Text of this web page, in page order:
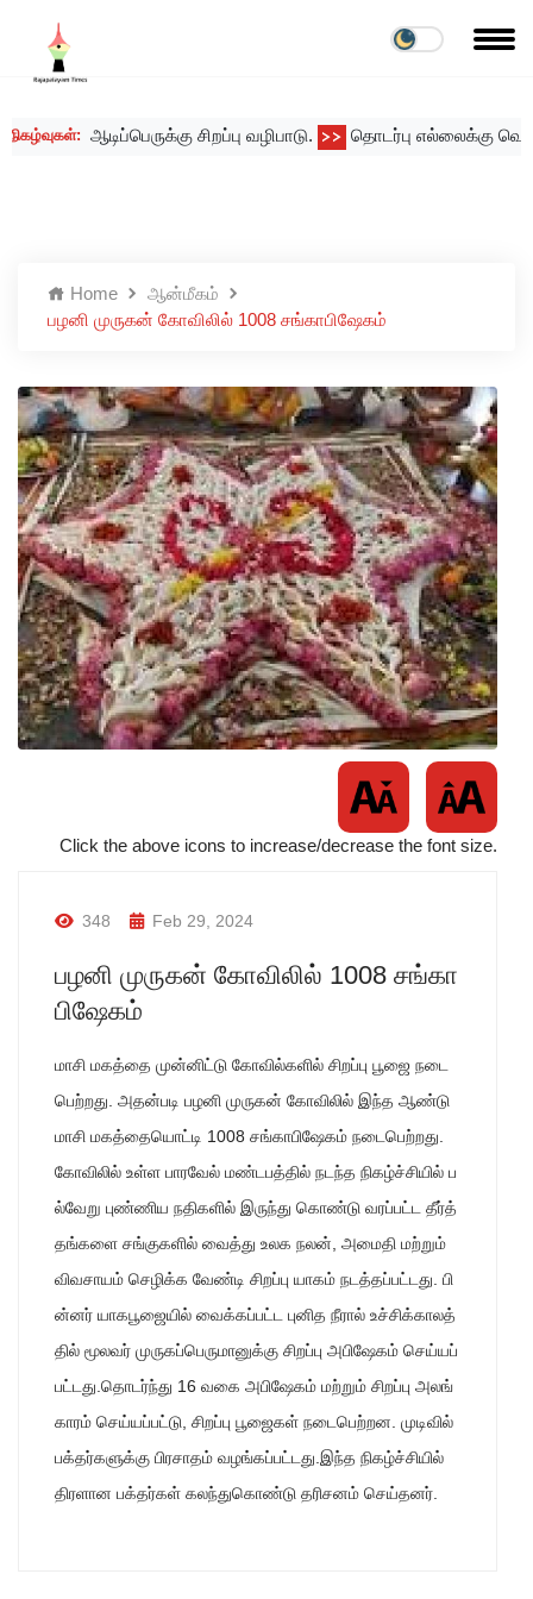
ஆடிப்பெருக்கு சிறப்பு வழிபாடு. >> தொடர்பு எல்லைக்கு வெளியே
Home
ஆன்மீகம்
பழனி முருகன் கோவிலில் 1008 சங்காபிஷேகம்
Click the above icons to increase/decrease the font size.
348 Feb 29, 2024
பழனி முருகன் கோவிலில் 1008 சங்கா
பிஷேகம்
மாசி மகத்தை முன்னிட்டு கோவில்களில் சிறப்பு பூஜை நடை
பெற்றது. அதன்படி பழனி முருகன் கோவிலில் இந்த ஆண்டு
மாசி மகத்தையொட்டி 1008 சங்காபிஷேகம் நடைபெற்றது.
கோவிலில் உள்ள பாரவேல் மண்டபத்தில் நடந்த நிகழ்ச்சியில் ப
ல்வேறு புண்ணிய நதிகளில் இருந்து கொண்டு வரப்பட்ட தீர்த்
தங்களை சங்குகளில் வைத்து உலக நலன், அமைதி மற்றும்
விவசாயம் செழிக்க வேண்டி சிறப்பு யாகம் நடத்தப்பட்டது. பி
ன்னர் யாகபூஜையில் வைக்கப்பட்ட புனித நீரால் உச்சிக்காலத்
தில் மூலவர் முருகப்பெருமானுக்கு சிறப்பு அபிஷேகம் செய்யப்
பட்டது.தொடர்ந்து 16 வகை அபிஷேகம் மற்றும் சிறப்பு அலங்
காரம் செய்யப்பட்டு, சிறப்பு பூஜைகள் நடைபெற்றன. முடிவில்
பக்தர்களுக்கு பிரசாதம் வழங்கப்பட்டது.இந்த நிகழ்ச்சியில்
திரளான பக்தர்கள் கலந்துகொண்டு தரிசனம் செய்தனர்.